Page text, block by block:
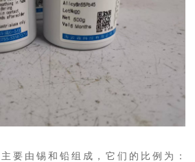
要由锡和铅组成，它们的比例为：